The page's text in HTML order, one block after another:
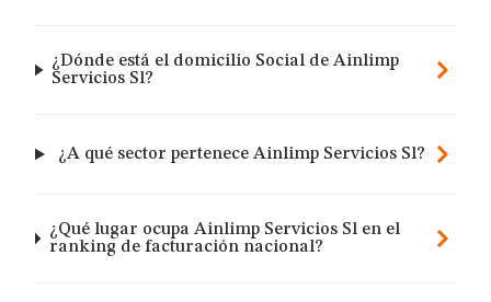
¿Dónde está el domicilio Social de Ainlimp
Servicios Sl?
¿A qué sector pertenece Ainlimp Servicios Sl?
¿Qué lugar ocupa Ainlimp Servicios Sl en el
ranking de facturación nacional?